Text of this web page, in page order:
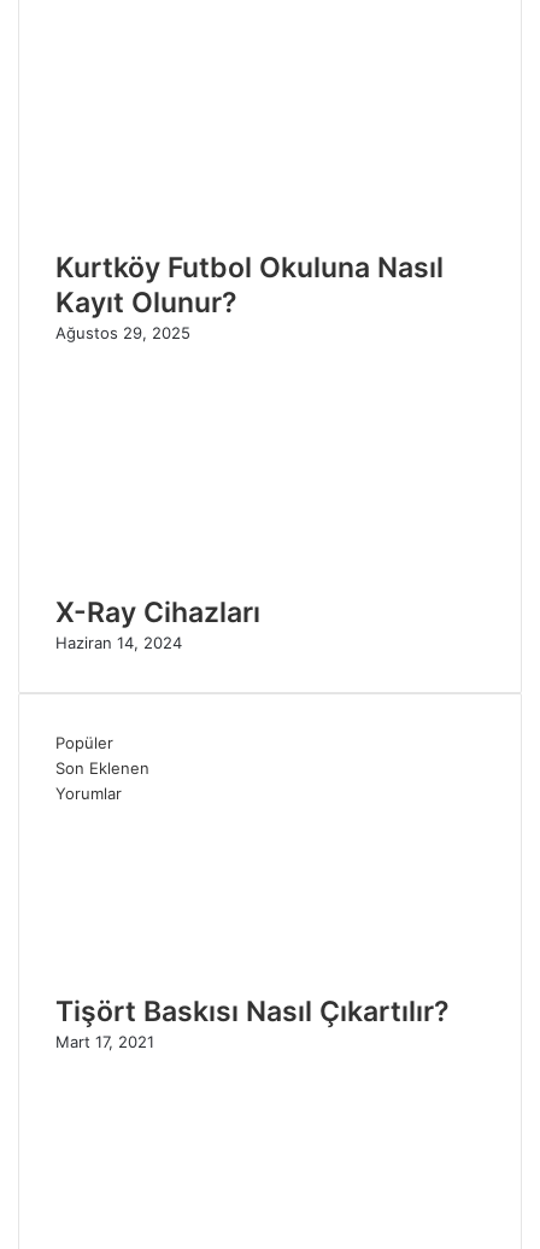
Kurtköy Futbol Okuluna Nasıl
Kayıt Olunur?
Ağustos 29, 2025
X-Ray Cihazları
Haziran 14, 2024
Popüler
Son Eklenen
Yorumlar
Tişört Baskısı Nasıl Çıkartılır?
Mart 17, 2021